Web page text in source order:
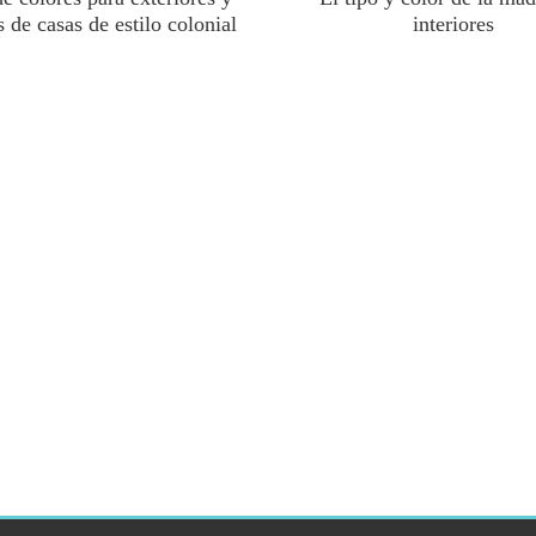
de casas de estilo colonial
interiores